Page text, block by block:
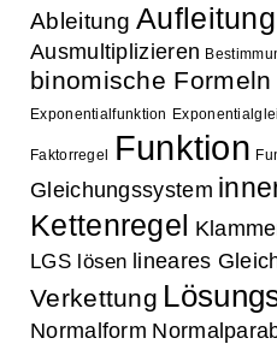
Ableitung Aufleitung
Ausmultiplizieren
binomische Formeln
Exponentialfunktion
Faktorregel Funktion
Gleichungssystem
Kettenregel
LGS lösen lineares
Verkettung
Normalform